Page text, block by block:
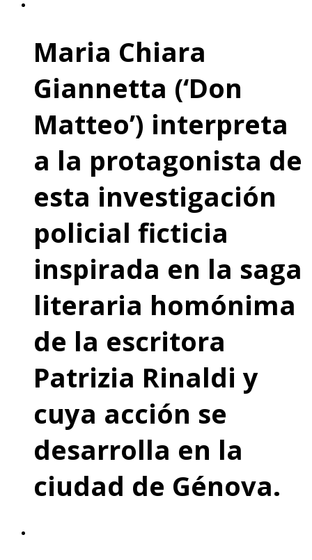
Maria Chiara
Giannetta (‘Don
Matteo’) interpreta
a la protagonista de
esta investigación
policial ficticia
inspirada en la saga
literaria homónima
de la escritora
Patrizia Rinaldi y
cuya acción se
desarrolla en la
ciudad de Génova.